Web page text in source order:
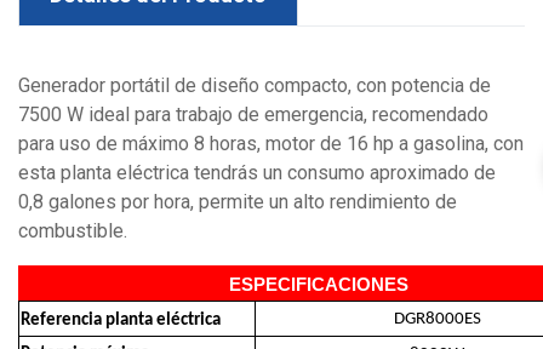
Generador portátil de diseño compacto, con potencia de
7500 W ideal para trabajo de emergencia, recomendado
para uso de máximo 8 horas, motor de 16 hp a gasolina, con
esta planta eléctrica tendrás un consumo aproximado de
0,8 galones por hora, permite un alto rendimiento de
combustible.
ESPECIFICACIONES
Referencia planta eléctrica
DGR8000ES